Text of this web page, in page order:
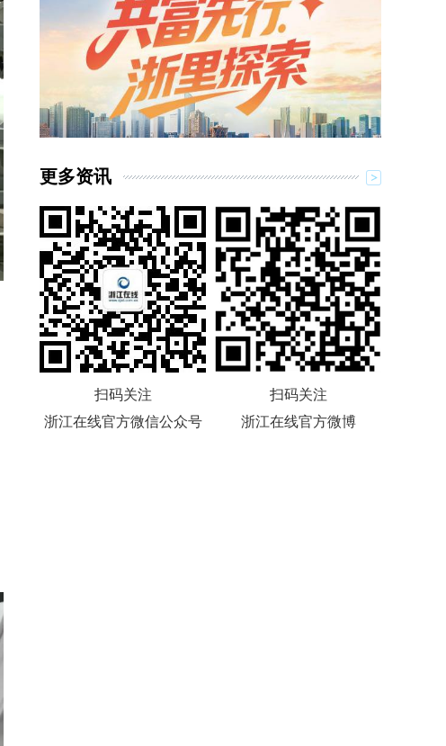
更多资讯
扫码关注
浙江在线官方微信公众号
扫码关注
浙江在线官方微博